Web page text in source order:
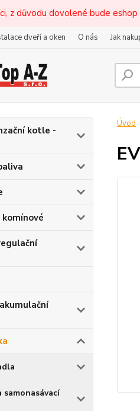
z důvodu dovolené bude eshop
dveří a oken O nás Jak
kotle -
samonasávací
Úvod